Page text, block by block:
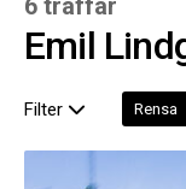
6 träffar
Emil
Filter Rensa